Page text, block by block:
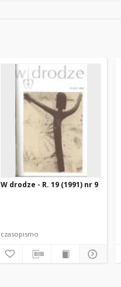
W drodze - R. 19 (1991) nr 9
czasopismo